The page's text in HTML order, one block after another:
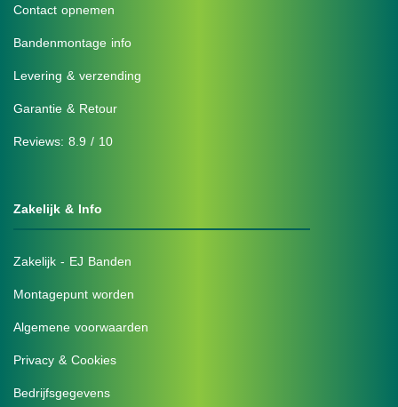
Contact opnemen
Bandenmontage info
Levering & verzending
Garantie & Retour
Reviews: 8.9 / 10
Zakelijk & Info
Zakelijk - EJ Banden
Montagepunt worden
Algemene voorwaarden
Privacy & Cookies
Bedrijfsgegevens